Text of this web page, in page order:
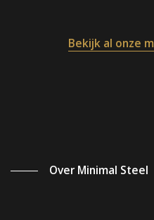
Bekijk al onze
Over Minimal Steel